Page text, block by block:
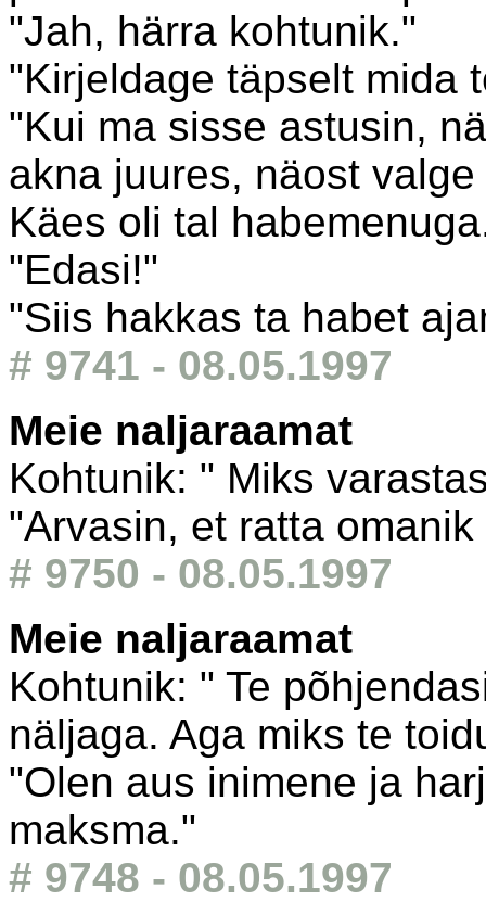
"Jah, härra kohtunik."
"Kirjeldage täpselt mida
"Kui ma sisse astusin,
akna juures, näost
Käes oli tal
"Edasi!"
"Siis hakkas ta habet
# 9741 - 08.05.1997
Meie naljaraamat
Kohtunik: " Miks
"Arvasin, et ratta
# 9750 - 08.05.1997
Meie naljaraamat
Kohtunik: " Te
näljaga. Aga miks te
"Olen aus inimene ja
maksma."
# 9748 - 08.05.1997